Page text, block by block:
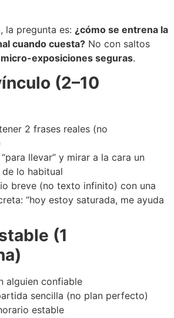
la pregunta es: ¿cómo se entrena la
cuando cuesta? No con saltos
micro-exposiciones seguras.
(2–10
2 frases reales (no
llevar” y mirar a la cara un
lo habitual
breve (no texto infinito) con una
“hoy estoy saturada, me ayuda
(1
alguien confiable
sencilla (no plan perfecto)
estable